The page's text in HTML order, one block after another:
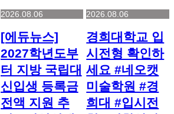
2026.08.06
[에듀뉴스]
2027학년도부
터 지방 국립대
신입생 등록금
전액 지원 추
2026.08.06
경희대학교 입
시전형 확인하
세요 #네오캣
미술학원 #경
희대 #입시전